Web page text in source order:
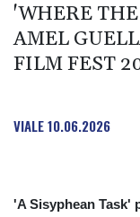
'WHERE
AMEL
FILM FEST
VIALE10.06.2026
'A Sisyphean Task'